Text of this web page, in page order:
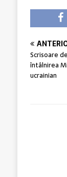
Scrisoare
întâlnirea
ucrainian